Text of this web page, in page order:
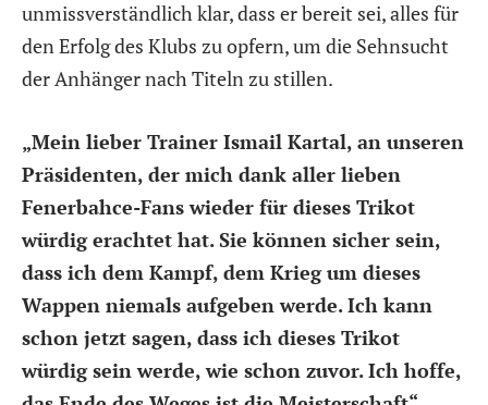
unmissverständlich klar, dass er bereit sei, alles für
den Erfolg des Klubs zu opfern, um die Sehnsucht
der Anhänger nach Titeln zu stillen.
„Mein lieber Trainer Ismail Kartal, an unseren
Präsidenten, der mich dank aller lieben
Fenerbahce-Fans wieder für dieses Trikot
würdig erachtet hat. Sie können sicher sein,
dass ich dem Kampf, dem Krieg um dieses
Wappen niemals aufgeben werde. Ich kann
schon jetzt sagen, dass ich dieses Trikot
würdig sein werde, wie schon zuvor. Ich hoffe,